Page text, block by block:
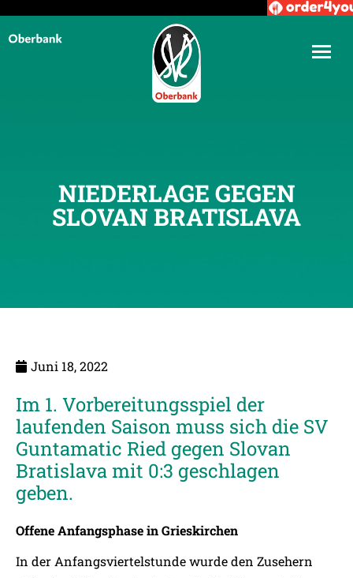
NIEDERLAGE GEGEN
SLOVAN BRATISLAVA
Juni 18, 2022
Im 1. Vorbereitungsspiel der
laufenden Saison muss sich die SV
Guntamatic Ried gegen Slovan
Bratislava mit 0:3 geschlagen
geben.
Offene Anfangsphase in Grieskirchen
In der Anfangsviertelstunde wurde den Zusehern